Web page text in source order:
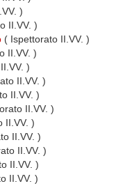
)
II.VV. )
( Ispettorato II.VV. )
II.VV. )
)
II.VV. )
II.VV. )
II.VV. )
II.VV. )
II.VV. )
II.VV. )
II.VV. )
II.VV. )